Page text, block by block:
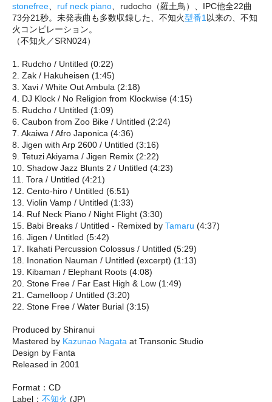
stonefree
ruf neck piano 、rudocho（羅土鳥）、IPC他全22曲
73分21秒。未発表曲も多数収録した、不知火型番1 以来の、不知
火コンピレーション。
（不知火／SRN024）
1. Rudcho / Untitled (0:22)
2. Zak / Hakuheisen (1:45)
3. Xavi / White Out Ambula (2:18)
4. DJ Klock / No Religion from Klockwise (4:15)
5. Rudcho / Untitled (1:09)
6. Caubon from Zoo Bike / Untitled (2:24)
7. Akaiwa / Afro Japonica (4:36)
8. Jigen with Arp 2600 / Untitled (3:16)
9. Tetuzi Akiyama / Jigen Remix (2:22)
10. Shadow Jazz Blunts 2 / Untitled (4:23)
11. Tora / Untitled (4:21)
12. Cento-hiro / Untitled (6:51)
13. Violin Vamp / Untitled (1:33)
14. Ruf Neck Piano / Night Flight (3:30)
15. Babi Breaks / Untitled - Remixed by Tamaru (4:37)
16. Jigen / Untitled (5:42)
17. Ikahati Percussion Colossus / Untitled (5:29)
18. Inonation Nauman / Untitled (excerpt) (1:13)
19. Kibaman / Elephant Roots (4:08)
20. Stone Free / Far East High & Low (1:49)
21. Camelloop / Untitled (3:20)
22. Stone Free / Water Burial (3:15)
Produced by Shiranui
Mastered by Kazunao Nagata at Transonic Studio
Design by Fanta
Released in 2001
Format：CD
Label： 不知火 (JP)